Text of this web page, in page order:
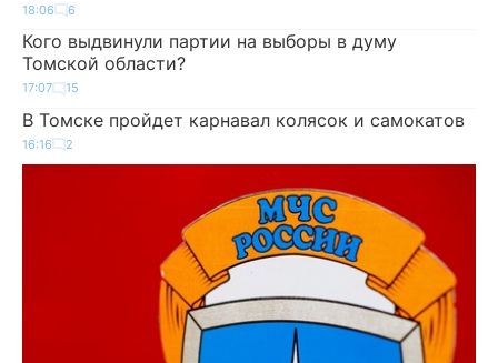
18:06 6
Кого выдвинули партии на выборы в думу
Томской области?
17:07 15
В Томске пройдет карнавал колясок и самокатов
16:16 2